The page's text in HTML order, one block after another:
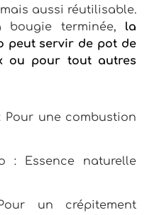
aussi réutilisable.
terminée, la
peut servir de pot de
ou pour tout autres
Pour une combustion
: Essence naturelle
un crépitement